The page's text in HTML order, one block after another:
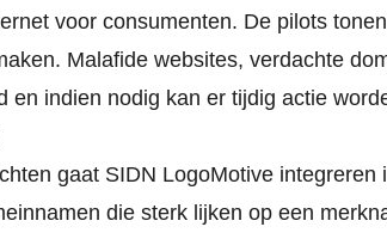
voor consumenten. De pilots
Malafide websites, verdachte
en indien nodig kan er tijdig actie
gaat SIDN LogoMotive
die sterk lijken op een